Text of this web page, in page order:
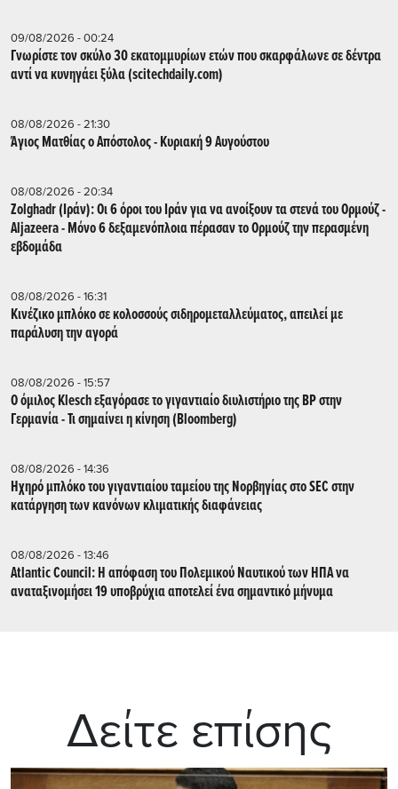
09/08/2026 - 00:24
Γνωρίστε τον σκύλο 30 εκατομμυρίων ετών που σκαρφάλωνε σε δέντρα
αντί να κυνηγάει ξύλα (scitechdaily.com)
08/08/2026 - 21:30
Άγιος Ματθίας ο Απόστολος - Κυριακή 9 Αυγούστου
08/08/2026 - 20:34
Zolghadr (Ιράν): Οι 6 όροι του Ιράν για να ανοίξουν τα στενά του Ορμούζ -
Aljazeera - Mόνο 6 δεξαμενόπλοια πέρασαν το Ορμούζ την περασμένη
εβδομάδα
08/08/2026 - 16:31
Κινέζικο μπλόκο σε κολοσσούς σιδηρομεταλλεύματος, απειλεί με
παράλυση την αγορά
08/08/2026 - 15:57
Ο όμιλος Klesch εξαγόρασε το γιγαντιαίο διυλιστήριο της BP στην
Γερμανία - Τι σημαίνει η κίνηση (Βloomberg)
08/08/2026 - 14:36
Ηχηρό μπλόκο του γιγαντιαίου ταμείου της Νορβηγίας στο SEC στην
κατάργηση των κανόνων κλιματικής διαφάνειας
08/08/2026 - 13:46
Atlantic Council: Η απόφαση του Πολεμικού Ναυτικού των ΗΠΑ να
αναταξινομήσει 19 υποβρύχια αποτελεί ένα σημαντικό μήνυμα
Δείτε επίσης